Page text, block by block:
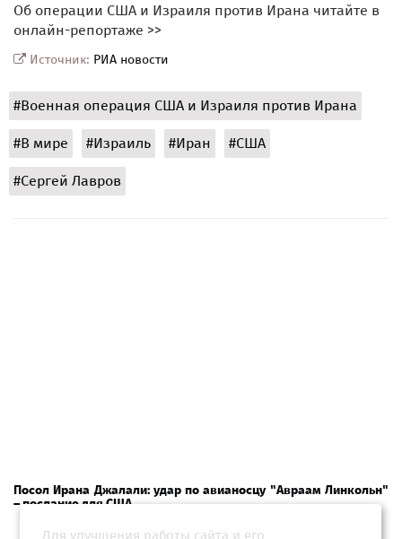
Об операции США и Израиля против Ирана читайте в
онлайн-репортаже >>
Источник: РИА новости
#Военная операция США и Израиля против Ирана
#В мире #Израиль #Иран #США
#Сергей Лавров
Посол Ирана Джалали: удар по авианосцу "Авраам Линкольн"
– послание для США
Для улучшения работы сайта и его